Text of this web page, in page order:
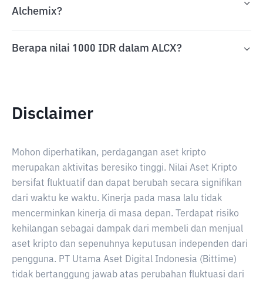
Alchemix?
Berapa nilai 1000 IDR dalam ALCX?
Disclaimer
Mohon diperhatikan, perdagangan aset kripto
merupakan aktivitas beresiko tinggi. Nilai Aset Kripto
bersifat fluktuatif dan dapat berubah secara signifikan
dari waktu ke waktu. Kinerja pada masa lalu tidak
mencerminkan kinerja di masa depan. Terdapat risiko
kehilangan sebagai dampak dari membeli dan menjual
aset kripto dan sepenuhnya keputusan independen dari
pengguna. PT Utama Aset Digital Indonesia (Bittime)
tidak bertanggung jawab atas perubahan fluktuasi dari